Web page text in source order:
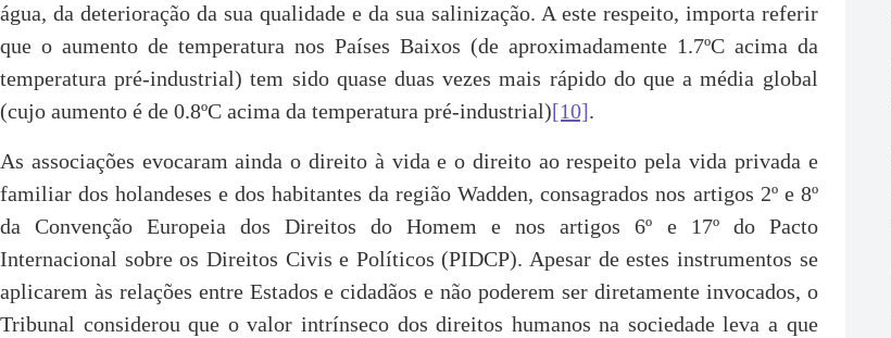
água, da deterioração da sua qualidade e da sua salinização. A este respeito, importa referir
que o aumento de temperatura nos Países Baixos (de aproximadamente 1.7ºC acima da
temperatura pré-industrial) tem sido quase duas vezes mais rápido do que a média global
(cujo aumento é de 0.8ºC acima da temperatura pré-industrial)[10].
As associações evocaram ainda o direito à vida e o direito ao respeito pela vida privada e
familiar dos holandeses e dos habitantes da região Wadden, consagrados nos artigos 2º e 8º
da Convenção Europeia dos Direitos do Homem e nos artigos 6º e 17º do Pacto
Internacional sobre os Direitos Civis e Políticos (PIDCP). Apesar de estes instrumentos se
aplicarem às relações entre Estados e cidadãos e não poderem ser diretamente invocados, o
Tribunal considerou que o valor intrínseco dos direitos humanos na sociedade leva a que